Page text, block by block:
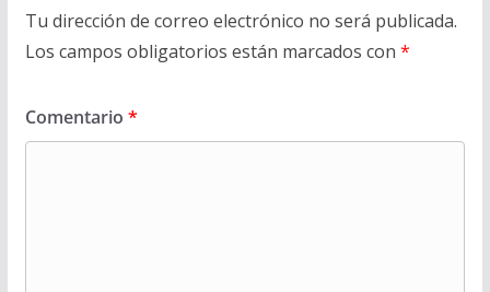
Tu dirección de correo electrónico no será publicada.
Los campos obligatorios están marcados con *
Comentario *